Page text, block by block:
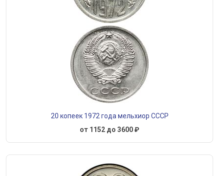
20 копеек 1972 года мельхиор СССР
от 1152 до 3600 ₽